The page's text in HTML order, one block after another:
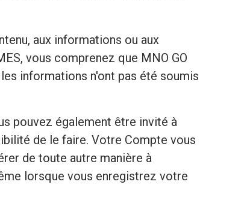
aux informations ou aux
vous comprenez que MNO GO
informations n'ont pas été soumis
pouvez également être invité à
de le faire. Votre Compte vous
de toute autre manière à
lorsque vous enregistrez votre